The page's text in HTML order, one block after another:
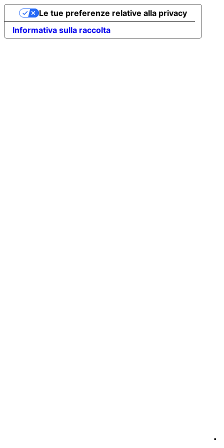
Informativa sulla raccolta
Le tue preferenze relative alla privacy